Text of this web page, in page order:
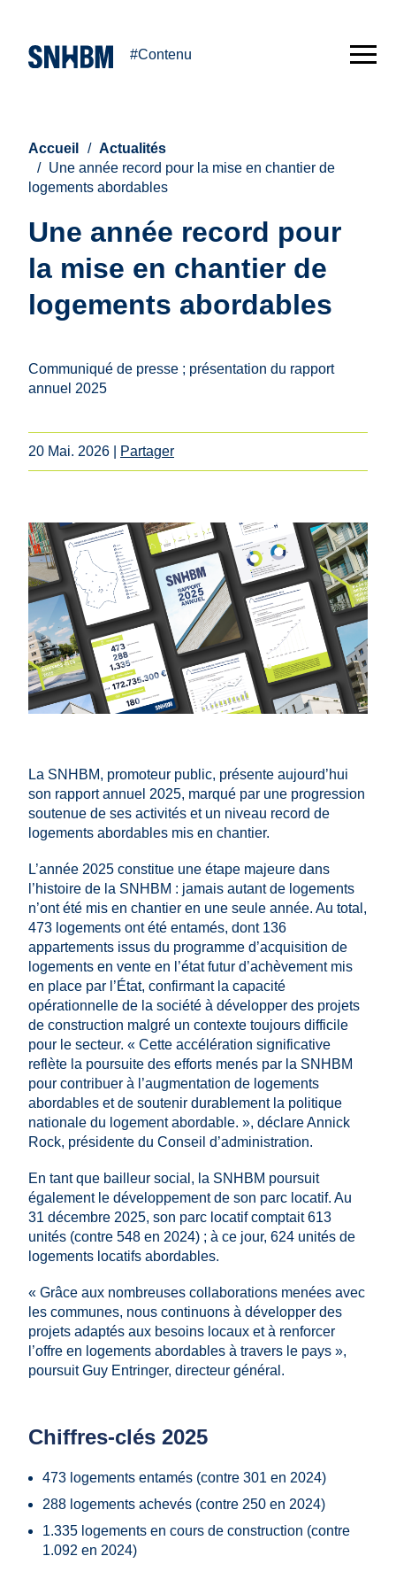
#Contenu
Accueil
Actualités
Une année record pour la mise en chantier de
logements abordables
Une année record pour
la mise en chantier de
logements abordables
Communiqué de presse ; présentation du rapport
annuel 2025
20 Mai. 2026| Partager
La SNHBM, promoteur public, présente aujourd’hui
son rapport annuel 2025, marqué par une progression
soutenue de ses activités et un niveau record de
logements abordables mis en chantier.
L’année 2025 constitue une étape majeure dans
l’histoire de la SNHBM : jamais autant de logements
n’ont été mis en chantier en une seule année. Au total,
473 logements ont été entamés, dont 136
appartements issus du programme d’acquisition de
logements en vente en l’état futur d’achèvement mis
en place par l’État, confirmant la capacité
opérationnelle de la société à développer des projets
de construction malgré un contexte toujours difficile
pour le secteur. « Cette accélération significative
reflète la poursuite des efforts menés par la SNHBM
pour contribuer à l’augmentation de logements
abordables et de soutenir durablement la politique
nationale du logement abordable. », déclare Annick
Rock, présidente du Conseil d’administration.
En tant que bailleur social, la SNHBM poursuit
également le développement de son parc locatif. Au
31 décembre 2025, son parc locatif comptait 613
unités (contre 548 en 2024) ; à ce jour, 624 unités de
logements locatifs abordables.
« Grâce aux nombreuses collaborations menées avec
les communes, nous continuons à développer des
projets adaptés aux besoins locaux et à renforcer
l’offre en logements abordables à travers le pays »,
poursuit Guy Entringer, directeur général.
Chiffres-clés 2025
473 logements entamés (contre 301 en 2024)
288 logements achevés (contre 250 en 2024)
1.335 logements en cours de construction (contre
1.092 en 2024)